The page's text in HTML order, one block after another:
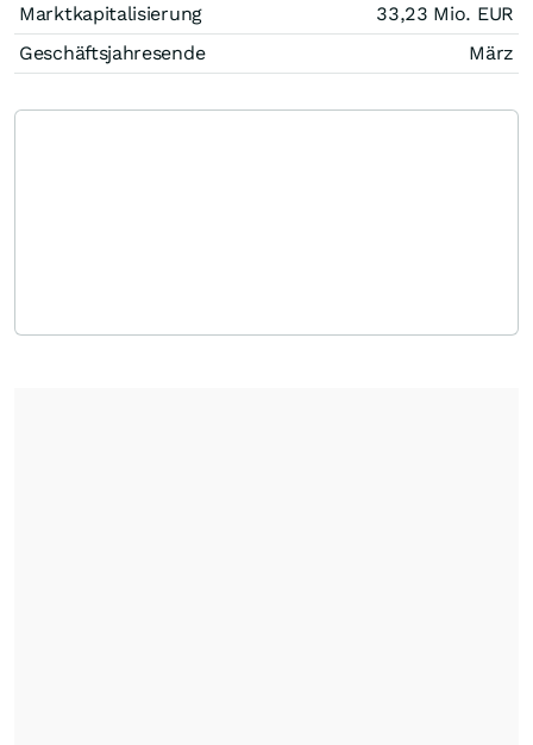
Marktkapitalisierung
33,23 Mio. EUR
Geschäftsjahresende
März